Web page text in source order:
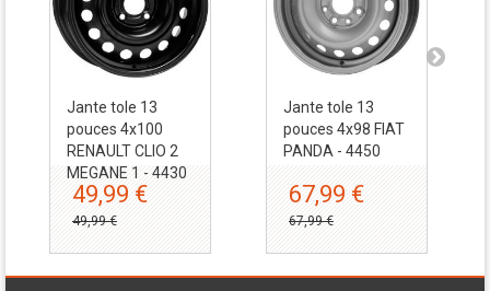
Jante tole 13
pouces 4x100
RENAULT CLIO 2
MEGANE 1 - 4430
49,99 €
49,99 €
Jante tole 13
pouces 4x98 FIAT
PANDA - 4450
67,99 €
67,99 €